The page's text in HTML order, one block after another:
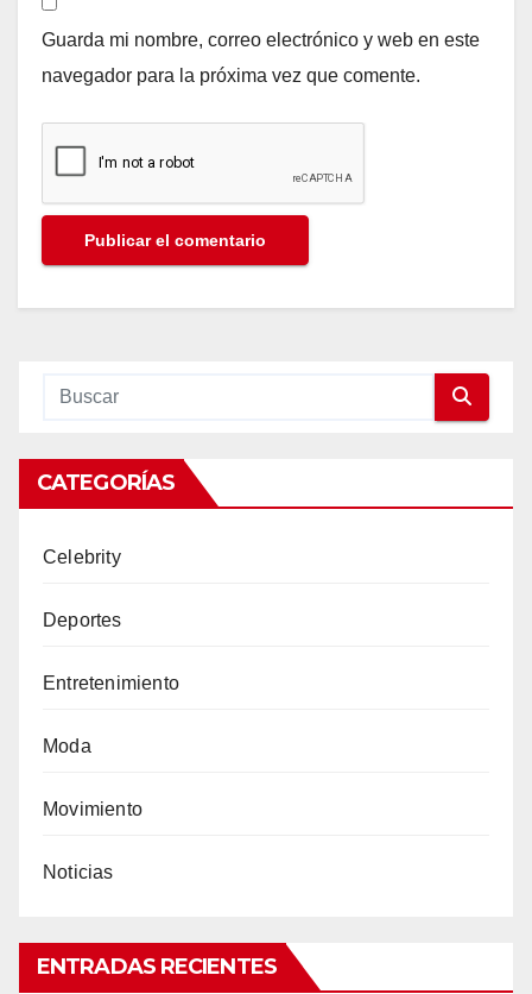
Guarda mi nombre, correo electrónico y web en este
navegador para la próxima vez que comente.
CATEGORÍAS
Celebrity
Deportes
Entretenimiento
Moda
Movimiento
Noticias
ENTRADAS RECIENTES